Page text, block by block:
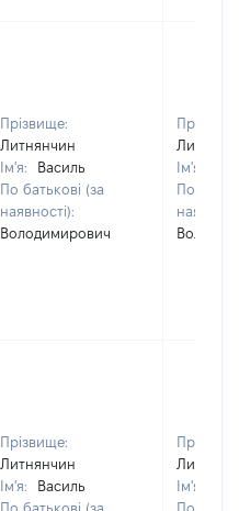
Прізвище:
Литнянчин
Ім'я:
Василь
По батькові (за
наявності):
Володимирович
Ім'я:
По
Прізвище:
Литнянчин
Ім'я:
Василь
По батькові (за
Ім'я:
По